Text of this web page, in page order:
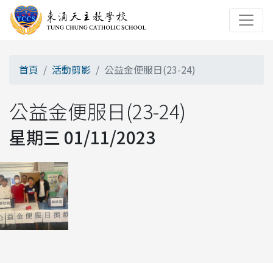
首頁 活動剪影 公益金便服日(23-24)
公益金便服日(23-24)
星期三 01/11/2023